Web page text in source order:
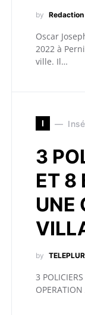
by Redaction
Oscar
2022 à
ville. Il…
I
3
ET 8
UNE
by
3